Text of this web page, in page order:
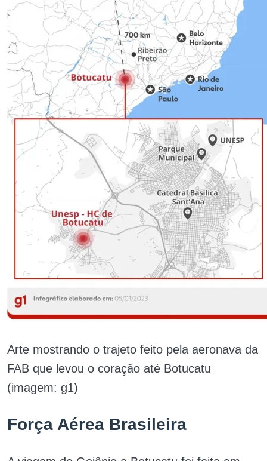
Arte mostrando o trajeto feito pela aeronava da
FAB que levou o coração até Botucatu
(imagem: g1)
Força Aérea Brasileira